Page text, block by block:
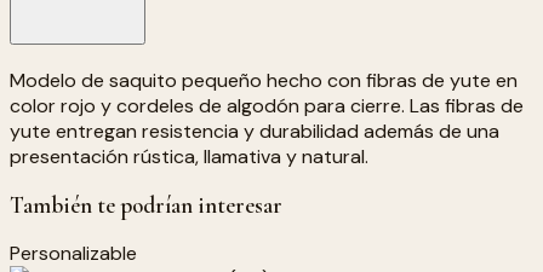
Modelo de saquito pequeño hecho con fibras de yute en
color rojo y cordeles de algodón para cierre. Las fibras de
yute entregan resistencia y durabilidad además de una
presentación rústica, llamativa y natural.
También te podrían interesar
Personalizable